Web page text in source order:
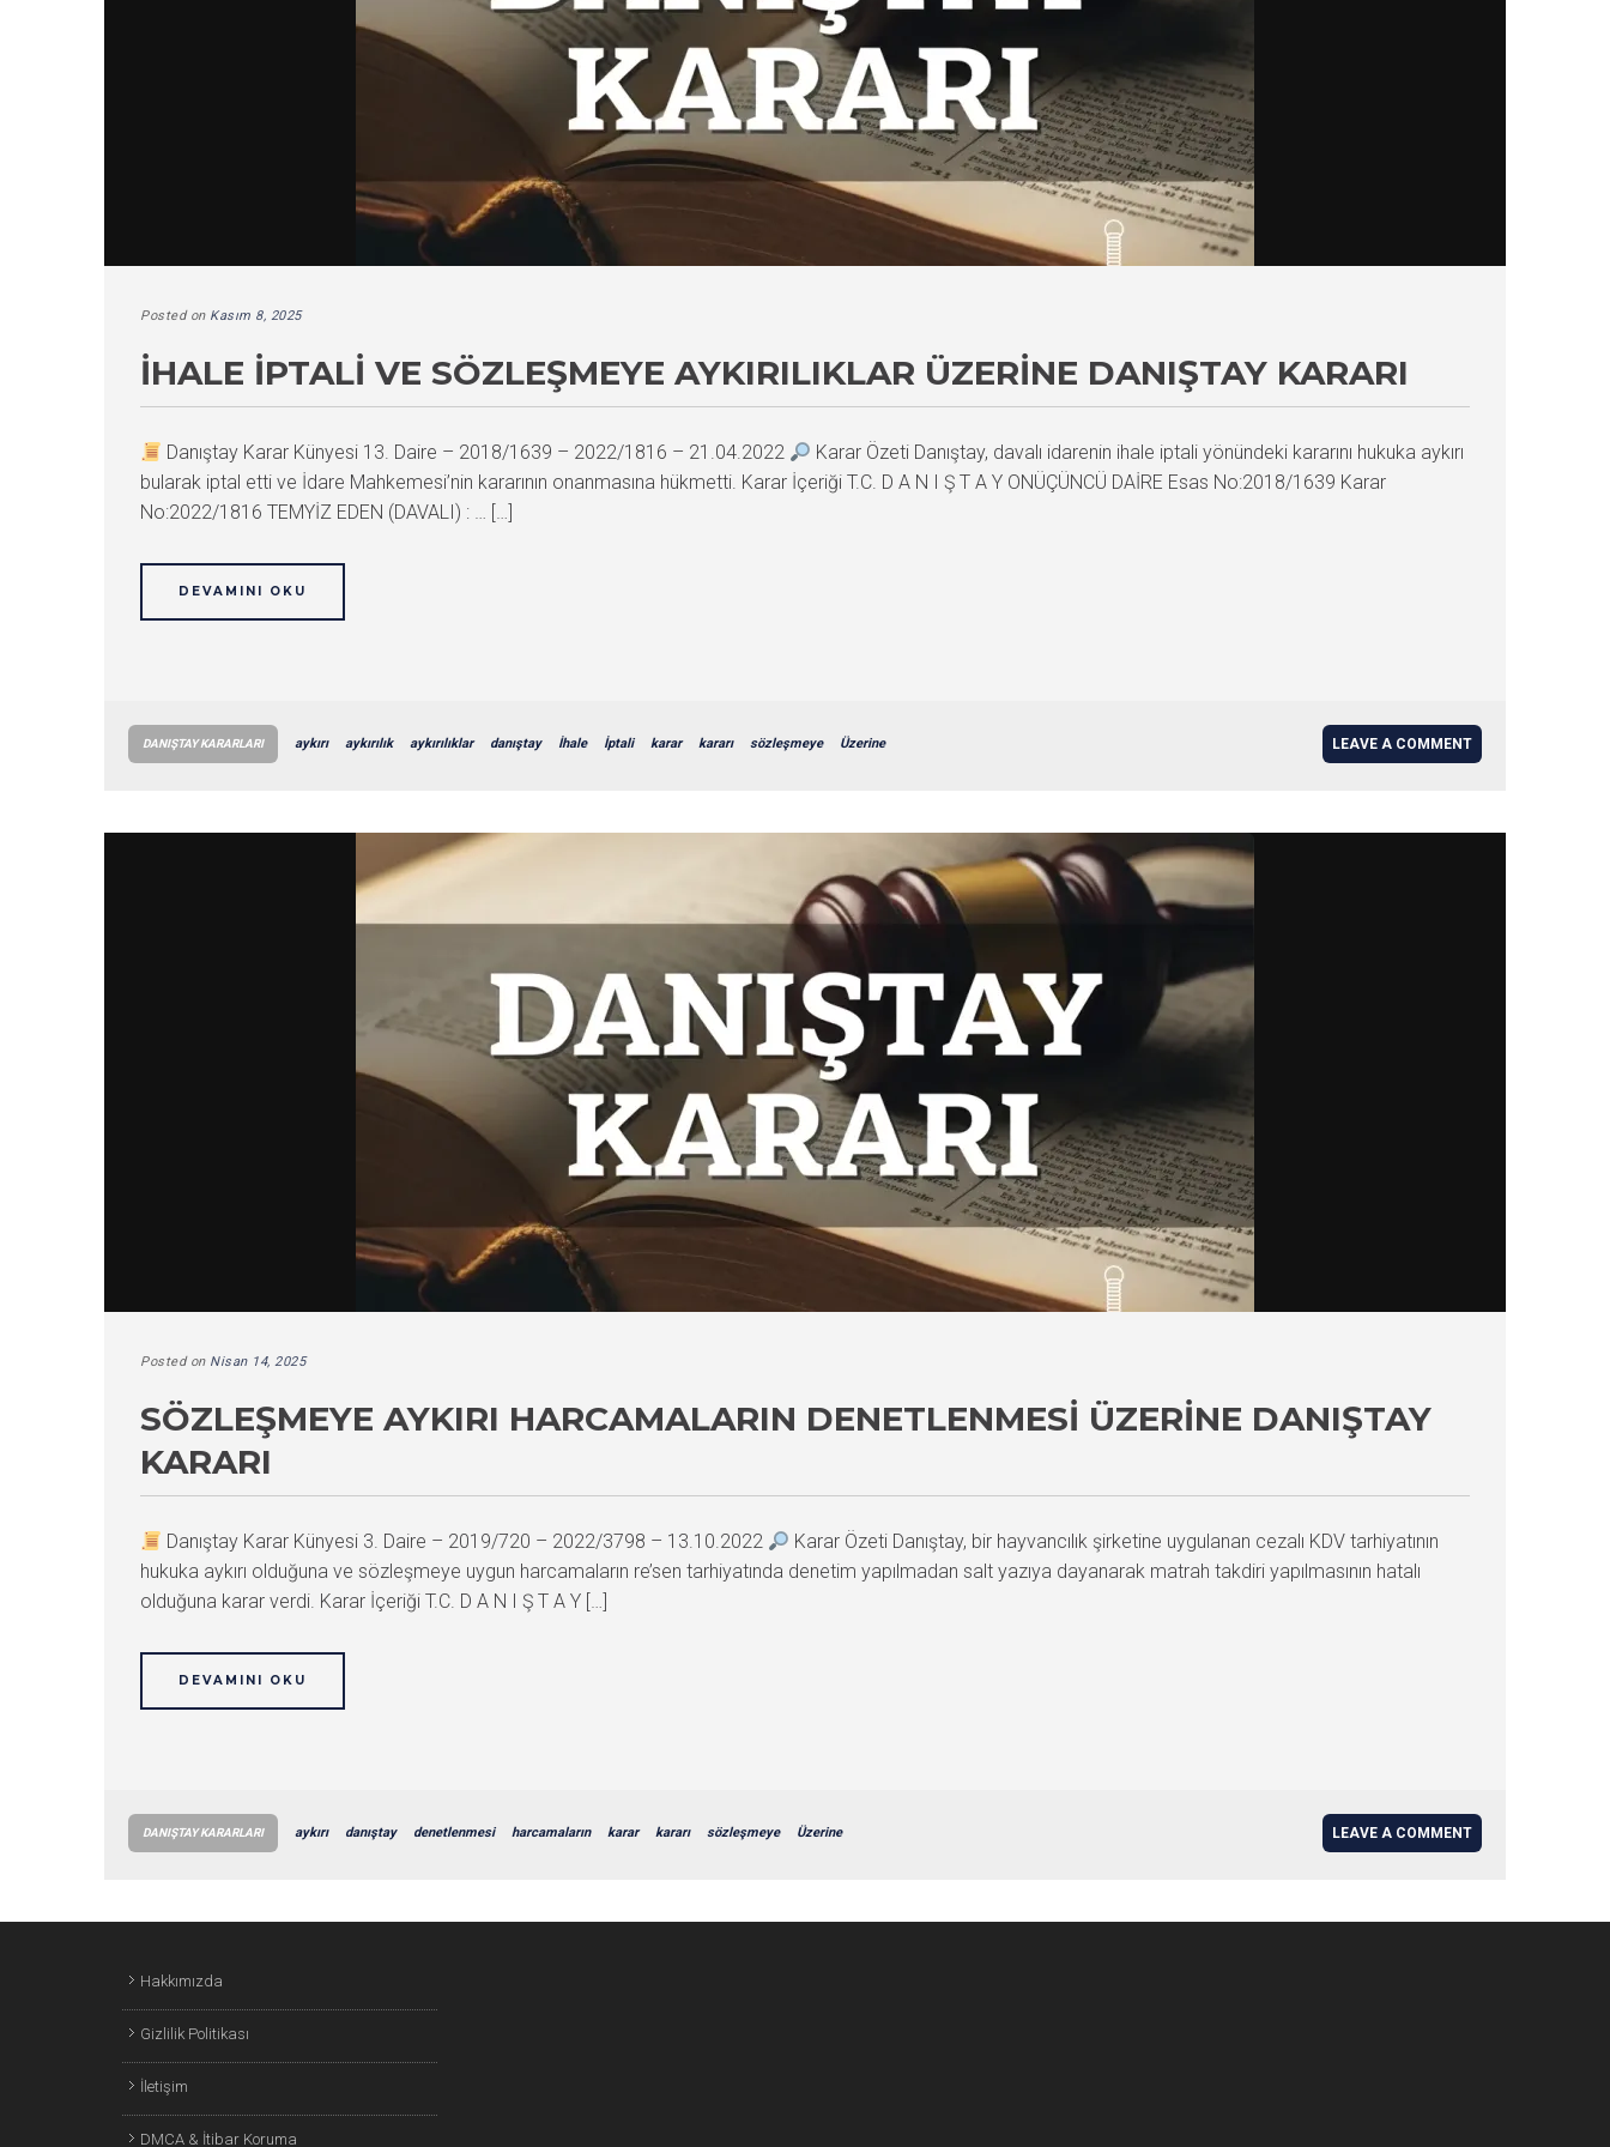
Posted on Kasım 8, 2025
İHALE İPTALI VE SÖZLEŞMEYE AYKIRILIKLAR ÜZERINE DANIŞTAY KARARI
Danıştay Karar Künyesi 13. Daire – 2018/1639 – 2022/1816 – 21.04.2022
Karar Özeti Danıştay, davalı idarenin ihale iptali yönündeki kararını hukuka aykırı
bularak iptal etti ve İdare Mahkemesi’nin kararının onanmasına hükmetti. Karar İçeriği T.C. D A N I Ş T A Y ONÜÇÜNCÜ DAİRE Esas No:2018/1639 Karar
No:2022/1816 TEMYİZ EDEN (DAVALI) : … […]
DEVAMINI OKU
DANIŞTAY KARARLARI aykırı aykırılık aykırılıklar danıştay İhale İptali karar kararı sözleşmeye Üzerine LEAVE A COMMENT
Posted on Nisan 14, 2025
SÖZLEŞMEYE AYKIRI HARCAMALARIN DENETLENMESI ÜZERINE DANIŞTAY
KARARI
Danıştay Karar Künyesi 3. Daire – 2019/720 – 2022/3798 – 13.10.2022
Karar Özeti Danıştay, bir hayvancılık şirketine uygulanan cezalı KDV tarhiyatının
hukuka aykırı olduğuna ve sözleşmeye uygun harcamaların re’sen tarhiyatında denetim yapılmadan salt yazıya dayanarak matrah takdiri yapılmasının hatalı
olduğuna karar verdi. Karar İçeriği T.C. D A N I Ş T A Y […]
DEVAMINI OKU
DANIŞTAY KARARLARI aykırı danıştay denetlenmesi harcamaların karar kararı sözleşmeye Üzerine LEAVE A COMMENT
Hakkımızda
Gizlilik Politikası
İletişim
DMCA & İtibar Koruma